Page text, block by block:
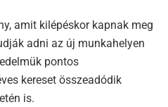
amit kilépéskor kapnak meg
adni az új munkahelyen
pontos
kereset összeadódik
is.